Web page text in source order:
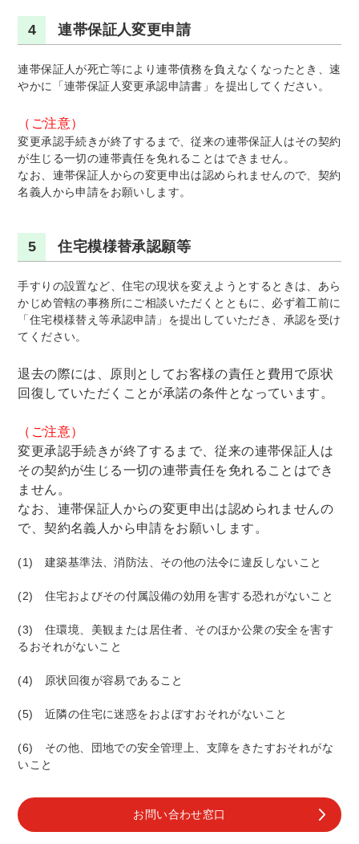
4 連帯保証人変更申請
連帯保証人が死亡等により連帯債務を負えなくなったとき、速
やかに「連帯保証人変更承認申請書」を提出してください。
（ご注意）
変更承認手続きが終了するまで、従来の連帯保証人はその契約
が生じる一切の連帯責任を免れることはできません。
なお、連帯保証人からの変更申出は認められませんので、契約
名義人から申請をお願いします。
5 住宅模様替承認願等
手すりの設置など、住宅の現状を変えようとするときは、あら
かじめ管轄の事務所にご相談いただくとともに、必ず着工前に
「住宅模様替え等承認申請」を提出していただき、承認を受け
てください。
退去の際には、原則としてお客様の責任と費用で原状
回復していただくことが承諾の条件となっています。
（ご注意）
変更承認手続きが終了するまで、従来の連帯保証人は
その契約が生じる一切の連帯責任を免れることはでき
ません。
なお、連帯保証人からの変更申出は認められませんの
で、契約名義人から申請をお願いします。
(1) 建築基準法、消防法、その他の法令に違反しないこと
(2) 住宅およびその付属設備の効用を害する恐れがないこと
(3) 住環境、美観または居住者、そのほか公衆の安全を害す
るおそれがないこと
(4) 原状回復が容易であること
(5) 近隣の住宅に迷惑をおよぼすおそれがないこと
(6) その他、団地での安全管理上、支障をきたすおそれがな
いこと
お問い合わせ窓口